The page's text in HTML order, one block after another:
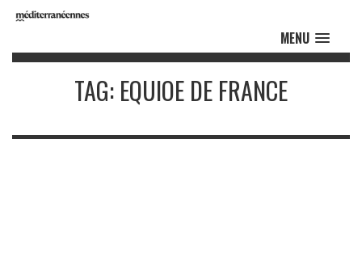
MENU
TAG: EQUIOE DE FRANCE